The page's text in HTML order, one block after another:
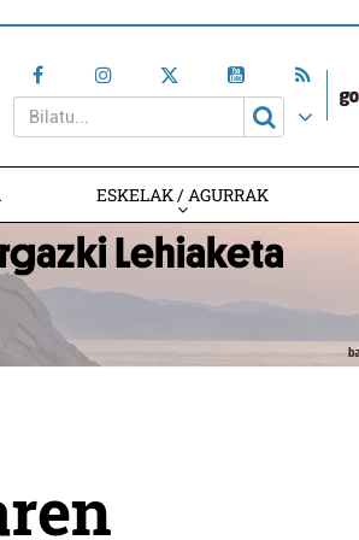
ESKELAK / AGURRAK